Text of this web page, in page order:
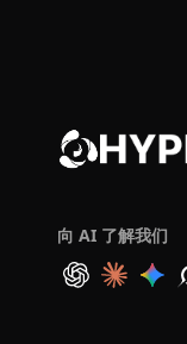
向 AI 了解我们